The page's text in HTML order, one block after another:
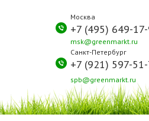
Москва
+7 (495) 649-
msk@greenmarkt.ru
Санкт-Петербург
+7 (921) 597-
spb@greenmarkt.ru